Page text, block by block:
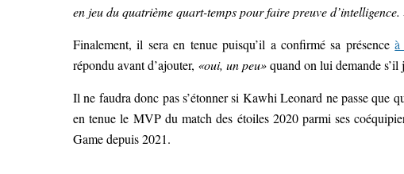
en jeu du quatrième quart-temps pour faire preuve d’intelligence.
Finalement, il sera en tenue puisqu’il a confirmé sa présenceà
répondu avant d’ajouter, «oui, un peu»quand on lui demande s’il
Il ne faudra donc pas s’étonner si Kawhi Leonard ne passe que
en tenue le MVP du match des étoiles 2020 parmi ses
Game depuis 2021.